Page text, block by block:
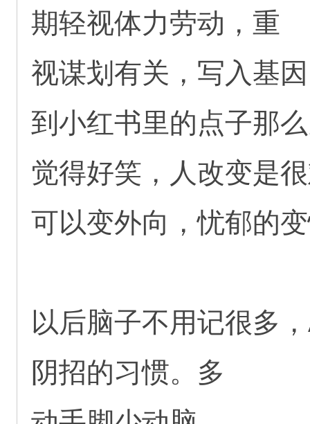
期轻视体力劳动，重
视谋划有关，写入基
到小红书里的点子那
觉得好笑，人改变是
可以变外向，忧郁的
以后脑子不用记很多
阴招的习惯。多